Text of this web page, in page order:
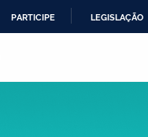
PARTICIPE LEGISLAÇÃO